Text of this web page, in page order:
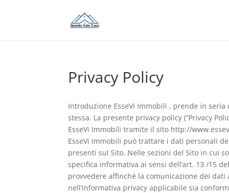
Privacy Policy
Introduzione EsseVi Immobili , prende in
stessa. La presente privacy policy (“Privacy
EsseVi Immobili tramite il sito http://
EsseVi Immobili può trattare i dati personali
presenti sul Sito. Nelle sezioni del Sito in cui
specifica informativa ai sensi dell’art. 13 /15
provvedere affinché la comunicazione dei
nell’informativa privacy applicabile sia